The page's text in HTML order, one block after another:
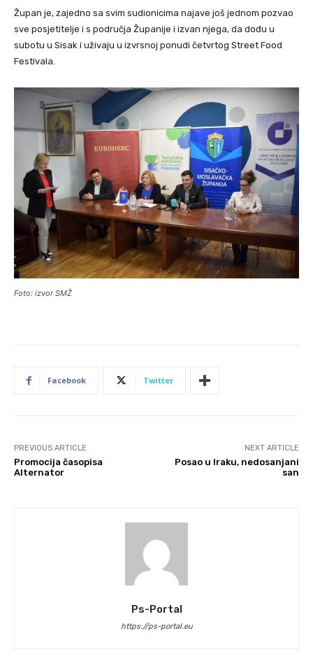
Župan je, zajedno sa svim sudionicima najave još jednom pozvao
sve posjetitelje i s područja Županije i izvan njega, da dođu u
subotu u Sisak i uživaju u izvrsnoj ponudi četvrtog Street Food
Festivala.
Foto: izvor SMŽ
Facebook Twitter
PREVIOUS ARTICLE
Promocija časopisa
Alternator
NEXT ARTICLE
Posao u Iraku, nedosanjani
san
Ps-Portal
https://ps-portal.eu